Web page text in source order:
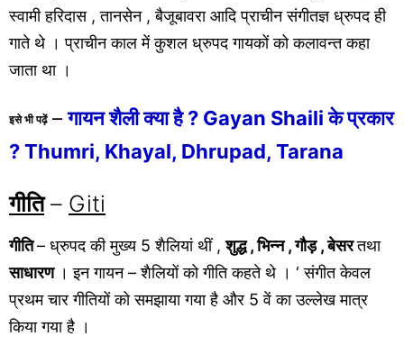
स्वामी हरिदास , तानसेन , बैजूबावरा आदि प्राचीन संगीतज्ञ ध्रुपद ही
गाते थे । प्राचीन काल में कुशल ध्रुपद गायकों को कलावन्त कहा
जाता था ।
इसे भी पढ़ें–गायन शैली क्या है ? Gayan Shaili के प्रकार
? Thumri, Khayal, Dhrupad, Tarana
गीति– Giti
गीति– ध्रुपद की मुख्य 5 शैलियां थीं ,शुद्ध , भिन्न , गौड़ , बेसरतथा
साधारण । इन गायन – शैलियों को गीति कहते थे । ‘ संगीत केवल
प्रथम चार गीतियों को समझाया गया है और 5 वें का उल्लेख मात्र
किया गया है ।